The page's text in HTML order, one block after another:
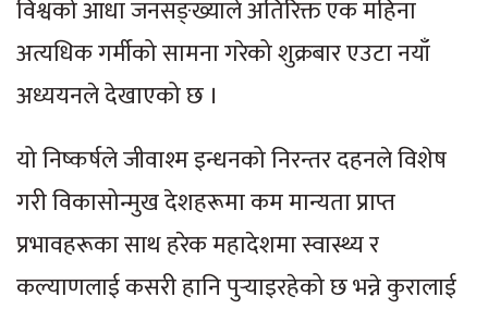
विश्वको आधा जनसङ्ख्याले अतिरिक्त एक महिना
अत्यधिक गर्मीको सामना गरेको शुक्रबार एउटा नयाँ
अध्ययनले देखाएको छ ।
यो निष्कर्षले जीवाश्म इन्धनको निरन्तर दहनले विशेष
गरी विकासोन्मुख देशहरूमा कम मान्यता प्राप्त
प्रभावहरूका साथ हरेक महादेशमा स्वास्थ्य र
कल्याणलाई कसरी हानि पुर्‍याइरहेको छ भन्ने कुरालाई